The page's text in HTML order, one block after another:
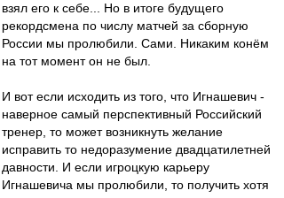
взял его к себе... Но в итоге будущего
рекордсмена по числу матчей за сборную
России мы пролюбили. Сами. Никаким конём
на тот момент он не был.
И вот если исходить из того, что Игнашевич -
наверное самый перспективный Российский
тренер, то может возникнуть желание
исправить то недоразумение двадцатилетней
давности. И если игроцкую карьеру
Игнашевича мы пролюбили, то получить хотя